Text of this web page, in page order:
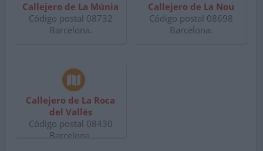
Callejero de La Múnia
Código postal 08732
Barcelona.
Callejero de La Nou
Código postal 08698
Barcelona.
Callejero de La Roca
del Vallès
Código postal 08430
Barcelona.